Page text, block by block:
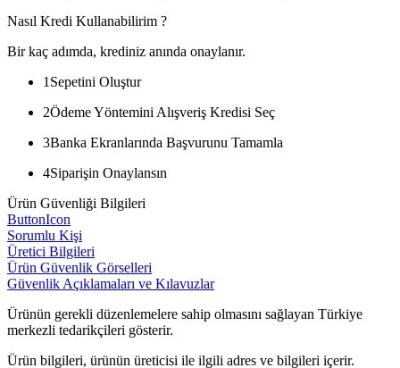
Nasıl Kredi Kullanabilirim ?
Bir kaç adımda, krediniz anında onaylanır.
1 Sepetini Oluştur
2Ödeme Yöntemini Alışveriş Kredisi Seç
3Banka Ekranlarında Başvurunu Tamamla
4Siparişin Onaylansın
Ürün Güvenliği Bilgileri
ButtonIcon
Sorumlu Kişi
Üretici Bilgileri
Ürün Güvenlik Görselleri
Güvenlik Açıklamaları ve Kılavuzlar
Ürünün gerekli düzenlemelere sahip olmasını sağlayan Türkiye
merkezli tedarikçileri gösterir.
Ürün bilgileri, ürünün üreticisi ile ilgili adres ve bilgileri içerir.